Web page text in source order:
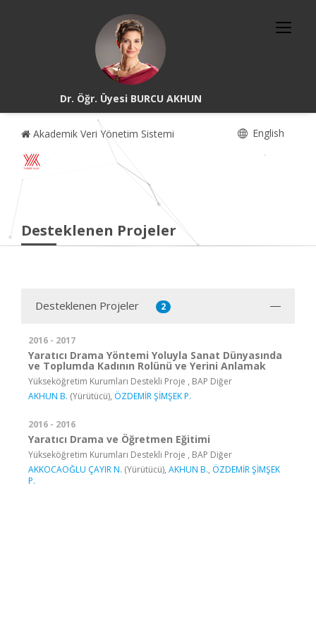
Dr. Öğr. Üyesi BURCU AKHUN
Akademik Veri Yönetim Sistemi English
Desteklenen Projeler
Desteklenen Projeler 2
2016 - 2017
Yaratıcı Drama Yöntemi Yoluyla Sanat Dünyasında
ve Toplumda Kadının Rolünü ve Yerini Anlamak
Yükseköğretim Kurumları Destekli Proje , BAP Diğer
AKHUN B. (Yürütücü), ÖZDEMİR ŞİMŞEK P.
2016 - 2016
Yaratıcı Drama ve Öğretmen Eğitimi
Yükseköğretim Kurumları Destekli Proje , BAP Diğer
AKKOCAOĞLU ÇAYIR N. (Yürütücü), AKHUN B., ÖZDEMİR ŞİMŞEK
P.